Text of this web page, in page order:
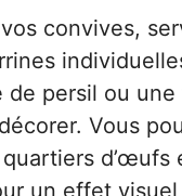
convives,
de persil ou
Vous
d’œufs
un effet visuel